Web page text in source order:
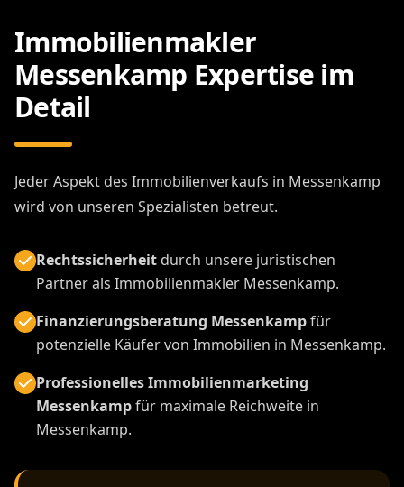
Immobilienmakler
Messenkamp Expertise im
Detail
Jeder Aspekt des Immobilienverkaufs in Messenkamp
wird von unseren Spezialisten betreut.
Rechtssicherheitdurch unsere juristischen
Partner als Immobilienmakler Messenkamp.
Finanzierungsberatung Messenkampfür
potenzielle Käufer von Immobilien in Messenkamp.
Professionelles Immobilienmarketing
Messenkampfür maximale Reichweite in
Messenkamp.